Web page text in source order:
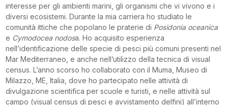
interesse per gli ambienti marini, gli organismi che vi vivono e i
diversi ecosistemi. Durante la mia carriera ho studiato le
comunità ittiche che popolano le praterie di Posidonia oceanica
e Cymodocea nodosa. Ho acquisito esperienza
nell’identificazione delle specie di pesci più comuni presenti nel
Mar Mediterraneo, e anche nell’utilizzo della tecnica di visual
census. L’anno scorso ho collaborato con il Muma, Museo di
Milazzo, ME, Italia, dove ho partecipato nelle attività di
divulgazione scientifica per scuole e turisti, e nelle attività sul
campo (visual census di pesci e avvistamento delfini) all’interno